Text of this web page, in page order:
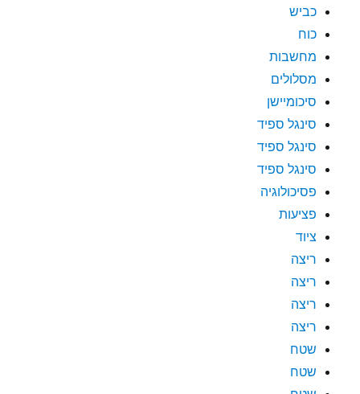
כביש
כוח
מחשבות
מסלולים
סיכומיישן
סינגל ספיד
סינגל ספיד
סינגל ספיד
פסיכולוגיה
פציעות
ציוד
ריצה
ריצה
ריצה
ריצה
שטח
שטח